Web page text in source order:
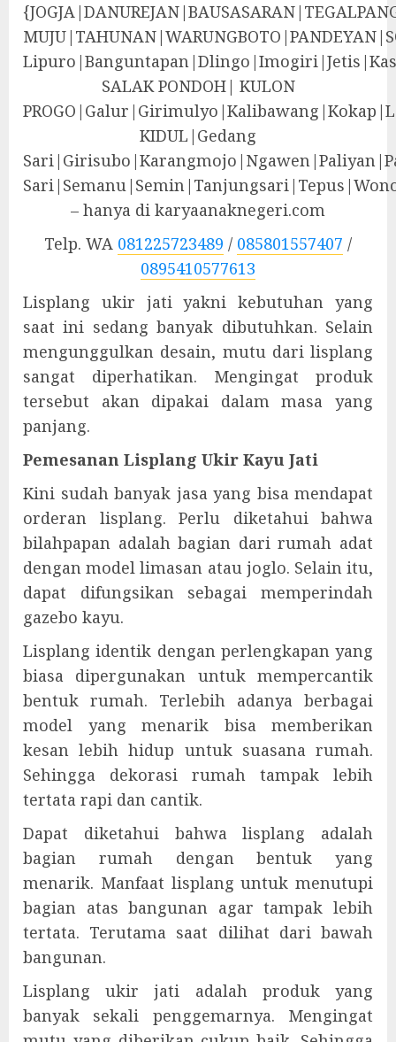
SALAK PONDOH| KULON
KIDUL|Gedang
– hanya di karyaanaknegeri.com
Telp. WA 081225723489 / 085801557407 /
0895410577613
Lisplang ukir jati yakni kebutuhan yang
saat ini sedang banyak dibutuhkan. Selain
mengunggulkan desain, mutu dari lisplang
sangat diperhatikan. Mengingat produk
tersebut akan dipakai dalam masa yang
panjang.
Pemesanan Lisplang Ukir Kayu Jati
Kini sudah banyak jasa yang bisa mendapat
orderan lisplang. Perlu diketahui bahwa
bilahpapan adalah bagian dari rumah adat
dengan model limasan atau joglo. Selain itu,
dapat difungsikan sebagai memperindah
gazebo kayu.
Lisplang identik dengan perlengkapan yang
biasa dipergunakan untuk mempercantik
bentuk rumah. Terlebih adanya berbagai
model yang menarik bisa memberikan
kesan lebih hidup untuk suasana rumah.
Sehingga dekorasi rumah tampak lebih
tertata rapi dan cantik.
Dapat diketahui bahwa lisplang adalah
bagian rumah dengan bentuk yang
menarik. Manfaat lisplang untuk menutupi
bagian atas bangunan agar tampak lebih
tertata. Terutama saat dilihat dari bawah
bangunan.
Lisplang ukir jati adalah produk yang
banyak sekali penggemarnya. Mengingat